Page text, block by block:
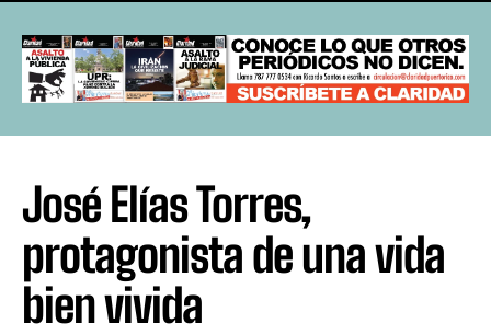
José Elías Torres,
protagonista de una vida
bien vivida